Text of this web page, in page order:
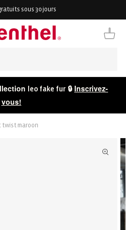
sous 30 jours
Panier
leo fake fur 🔒 Inscrivez-
vous!
twist maroon